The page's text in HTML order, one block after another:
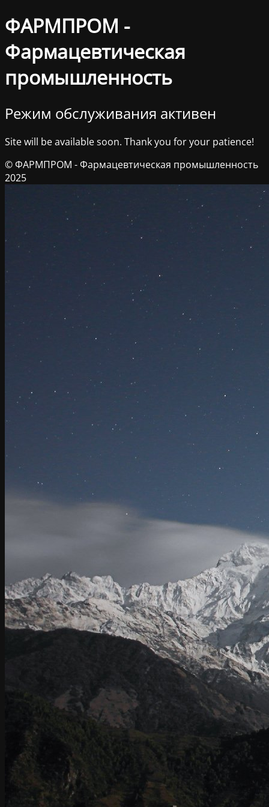
ФАРМПРОМ -
Фармацевтическая
промышленность
Режим обслуживания активен
Site will be available soon. Thank you for your patience!
© ФАРМПРОМ - Фармацевтическая промышленность
2025